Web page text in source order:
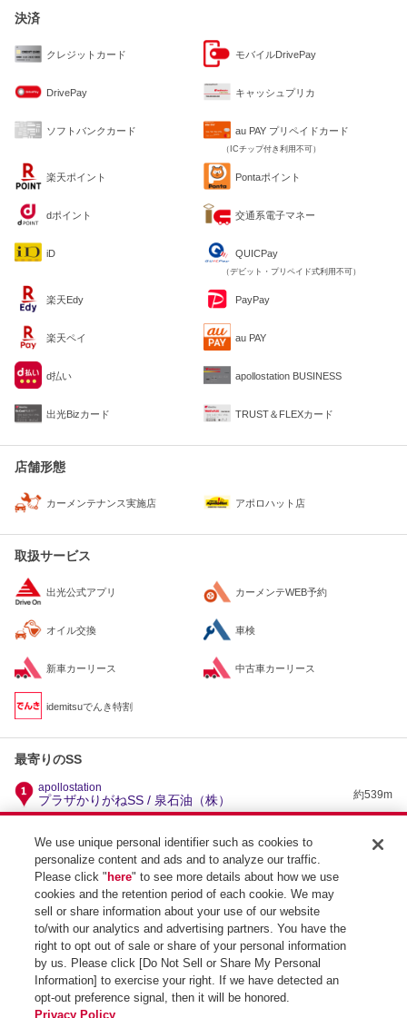
決済
クレジットカード モバイルDrivePay
DrivePay キャッシュプリカ
ソフトバンクカード au PAY プリペイドカード
（ICチップ付き利用不可）
楽天ポイント Pontaポイント
dポイント 交通系電子マネー
iD QUICPay
（デビット・プリペイド式利用不可）
楽天Edy PayPay
楽天ペイ au PAY
d払い apollostation BUSINESS
出光Bizカード TRUST＆FLEXカード
店舗形態
カーメンテナンス実施店 アポロハット店
取扱サービス
出光公式アプリ カーメンテWEB予約
オイル交換 車検
新車カーリース 中古車カーリース
idemitsuでんき特割
最寄りのSS
apollostation
プラザかりがねSS / 泉石油（株） 約539m
セルフどきどきプラザSS / 泉石油（株）
apollostation
ニュー刈谷SS / エネクスフリート（株）
apollostation
1号豊明インター刈谷SS / （株）西日本宇佐美 東海
支店
SS検索トップ
We use unique personal identifier such as cookies to
personalize content and ads and to analyze our traffic.
Please click " here" to see more details about how we use
cookies and the retention period of each cookie. We may
sell or share information about your use of our website
to/with our analytics and advertising partners. You have the
right to opt out of sale or share of your personal information
by us. Please click [Do Not Sell or Share My Personal
Information] to exercise your right. If we have detected an
opt-out preference signal, then it will be honored.
Privacy Policy